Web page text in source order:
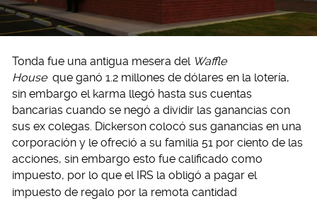
Tonda fue una antigua mesera del Waffle
House que ganó 1.2 millones de dólares en la lotería,
sin embargo el karma llegó hasta sus cuentas
bancarias cuando se negó a dividir las ganancias con
sus ex colegas. Dickerson colocó sus ganancias en una
corporación y le ofreció a su familia 51 por ciento de las
acciones, sin embargo esto fue calificado como
impuesto, por lo que el IRS la obligó a pagar el
impuesto de regalo por la remota cantidad